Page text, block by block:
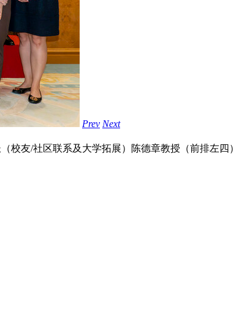
Prev Next
校友/社区联系及大学拓展）陈德章教授（前排左四